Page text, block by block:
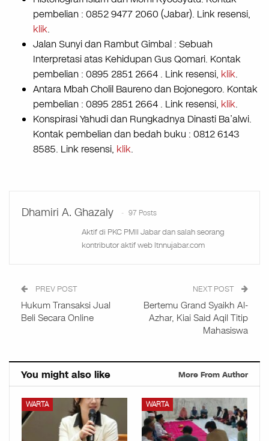
pembelian : 0852 9477 2060 (Jabar). Link resensi,
klik.
Jalan Sunyi dan Rambut Gimbal : Sebuah
Interpretasi atas Kehidupan Gus Qomari. Kontak
pembelian : 0895 2851 2664 . Link resensi, klik.
Antara Mbah Cholil Baureno dan Bojonegoro. Kontak
pembelian : 0895 2851 2664 . Link resensi, klik.
Konspirasi Yahudi dan Rungkadnya Dinasti Ba’alwi.
Kontak pembelian dan bedah buku : 0812 6143
8585. Link resensi, klik.
Dhamiri A. Ghazaly 97 Posts
Aktif di PKC PMII Jabar dan salah seorang
kontributor aktif web ltnnujabar.com
PREV POST
Hukum Transaksi Jual
Beli Secara Online
NEXT POST
Bertemu Grand Syaikh Al-
Azhar, Kiai Said Aqil Titip
Mahasiswa
You might also like More From Author
WARTA WARTA